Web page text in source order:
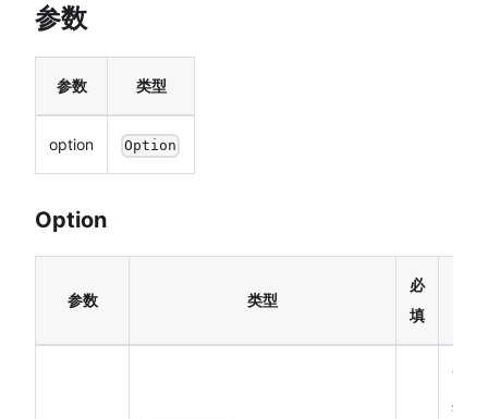
参数
参数 类型
option Option
Option
参数 类型
必
填
坐标